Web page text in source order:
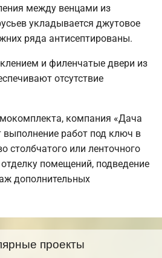
между венцами из
укладывается джутовое
ряда антисептированы.
и филенчатые двери из
отсутствие
компания «Дача
выполнение работ под ключ в
столбчатого или ленточного
помещений, подведение
дополнительных
проекты